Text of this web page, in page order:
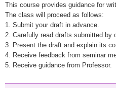
This course provides guidance for
The class will proceed as follows:
1. Submit your draft in advance.
2. Carefully read drafts submitted by
3. Present the draft and explain its
4. Receive feedback from seminar
5. Receive guidance from Professor.